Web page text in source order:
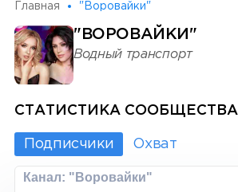
Главная "Воровайки"
"ВОРОВАЙКИ"
Водный транспорт
СТАТИСТИКА СООБЩЕСТВА
Подписчики Охват
Канал: "Воровайки"